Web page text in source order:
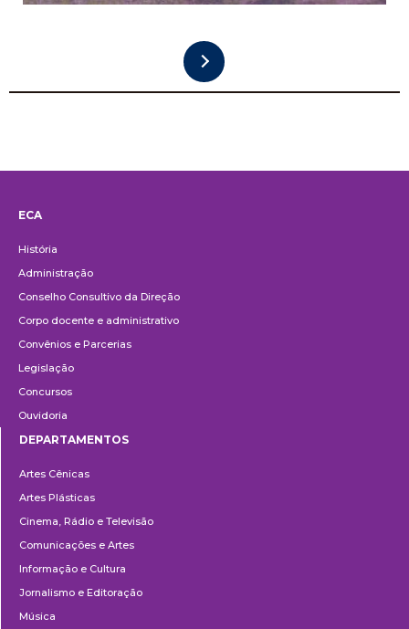
ECA
História
Administração
Conselho Consultivo da Direção
Corpo docente e administrativo
Convênios e Parcerias
Legislação
Concursos
Ouvidoria
DEPARTAMENTOS
Artes Cênicas
Artes Plásticas
Cinema, Rádio e Televisão
Comunicações e Artes
Informação e Cultura
Jornalismo e Editoração
Música